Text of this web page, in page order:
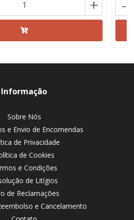
+ -
Informação
Sobre Nós
e Envio de Encomendas
de Privacidade
de Cookies
e Condições
de Litígios
de Reclamações
e Cancelamento